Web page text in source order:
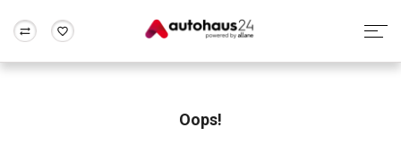
Rund um die Inzahlungnahme
Oops!